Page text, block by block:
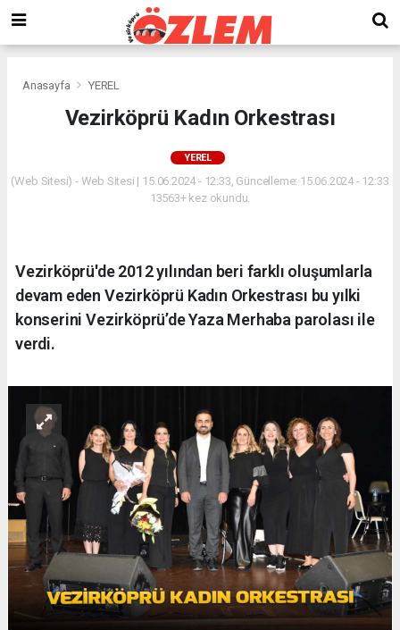
Anasayfa YEREL
Vezirköprü Kadın Orkestrası
YEREL
(Web Sitesi) - Web Sitesi | 15.06.2024 - 12:33, Güncelleme: 15.06.2024 - 12:33
13563+ kez okundu.
Vezirköprü'de 2012 yılından beri farklı oluşumlarla
devam eden Vezirköprü Kadın Orkestrası bu yılki
konserini Vezirköprü’de Yaza Merhaba parolası ile
verdi.